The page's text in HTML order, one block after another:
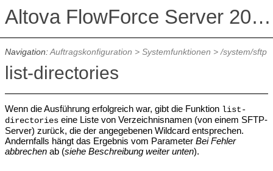
Altova FlowForce Server 2026 Advanced Edition
Navigation:Auftragskonfiguration > Systemfunktionen >/system/sftp
list-directories
Wenn die Ausführung erfolgreich war, gibt die Funktion list-
directorieseine Liste von Verzeichnisnamen (von einem SFTP-
Server) zurück, die der angegebenen Wildcard entsprechen.
Andernfalls hängt das Ergebnis vom Parameter Bei Fehler
abbrechenab (siehe Beschreibung weiter unten).